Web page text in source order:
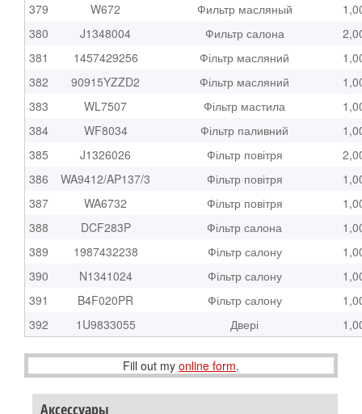
379
W672 Фильтр масляный
380
J1348004 Фильтр салона
381
1457429256 Фільтр масляний
382
90915YZZD2 Фільтр масляний
383
WL7507 Фільтр мастила
384
WF8034 Фільтр паливний
385
J1326026 Фільтр повітря
386
WA9412/AP137/3 Фільтр повітря
387
WA6732 Фільтр повітря
388
DCF283P Фільтр салона
389
1987432238 Фільтр салону
390
N1341024 Фільтр салону
391
B4F020PR Фільтр салону
392
1U9833055 Двері
Fill out my online form.
Аксессуары